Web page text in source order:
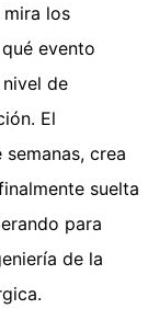
los
evento
de
El
crea
suelta
para
de la